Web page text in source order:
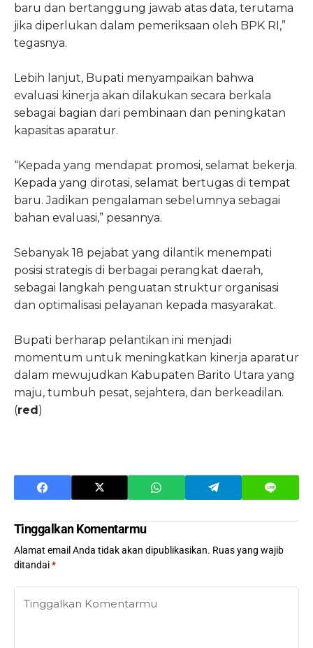
baru dan bertanggung jawab atas data, terutama
jika diperlukan dalam pemeriksaan oleh BPK RI,”
tegasnya.
Lebih lanjut, Bupati menyampaikan bahwa
evaluasi kinerja akan dilakukan secara berkala
sebagai bagian dari pembinaan dan peningkatan
kapasitas aparatur.
“Kepada yang mendapat promosi, selamat bekerja.
Kepada yang dirotasi, selamat bertugas di tempat
baru. Jadikan pengalaman sebelumnya sebagai
bahan evaluasi,” pesannya.
Sebanyak 18 pejabat yang dilantik menempati
posisi strategis di berbagai perangkat daerah,
sebagai langkah penguatan struktur organisasi
dan optimalisasi pelayanan kepada masyarakat.
Bupati berharap pelantikan ini menjadi
momentum untuk meningkatkan kinerja aparatur
dalam mewujudkan Kabupaten Barito Utara yang
maju, tumbuh pesat, sejahtera, dan berkeadilan.
(red)
Tinggalkan Komentarmu
Alamat email Anda tidak akan dipublikasikan. Ruas yang wajib
ditandai*